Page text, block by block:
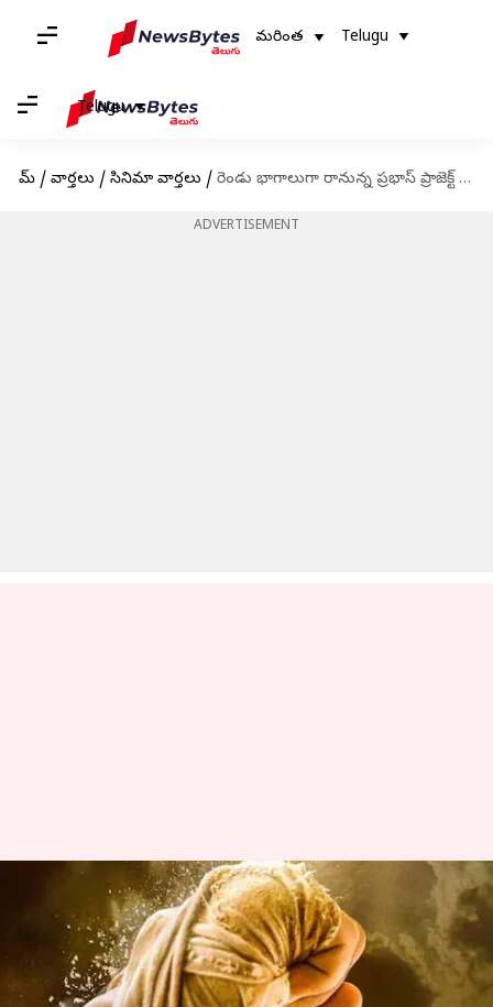
మరింత Telugu
Telugu
హోమ్ / వార్తలు / సినిమా వార్తలు / రెండు భాగాలుగా రానున్న ప్రభాస్ ప్రాజెక్ట్ కె సినిమా?
ADVERTISEMENT
రెండు భాగాలుగా రానున్న ప్రభాస్
ప్రాజెక్ట్ కె సినిమా?
వ్రాసిన వారు Sriram Pranateja Feb 03, 2023 09:57 am